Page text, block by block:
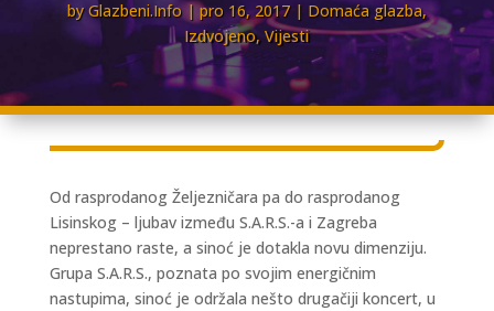
byGlazbeni.Info pro 16, 2017 Domaća glazba,
Izdvojeno,Vijesti
Od rasprodanog Željezničara pa do rasprodanog
Lisinskog – ljubav između S.A.R.S.-a i Zagreba
neprestano raste, a sinoć je dotakla novu dimenziju.
Grupa S.A.R.S., poznata po svojim energičnim
nastupima, sinoć je održala nešto drugačiji koncert, u